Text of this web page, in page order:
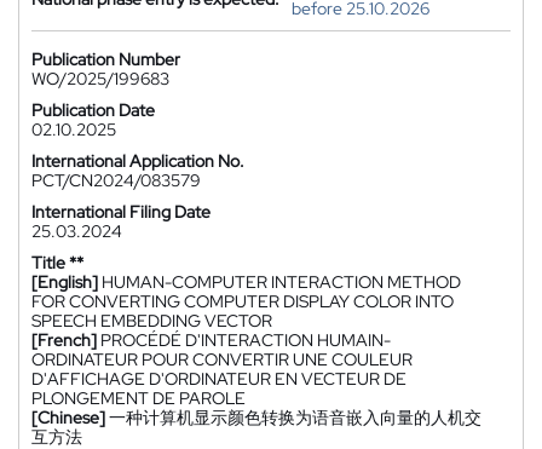
before 25.10.2026
Publication Number
WO/2025/199683
Publication Date
02.10.2025
International Application No.
PCT/CN2024/083579
International Filing Date
25.03.2024
Title **
[English] HUMAN-COMPUTER INTERACTION METHOD
FOR CONVERTING COMPUTER DISPLAY COLOR INTO
SPEECH EMBEDDING VECTOR
[French] PROCÉDÉ D'INTERACTION HUMAIN-
ORDINATEUR POUR CONVERTIR UNE COULEUR
D'AFFICHAGE D'ORDINATEUR EN VECTEUR DE
PLONGEMENT DE PAROLE
[Chinese]一种计算机显示颜色转换为语音嵌入向量的人机交
互方法